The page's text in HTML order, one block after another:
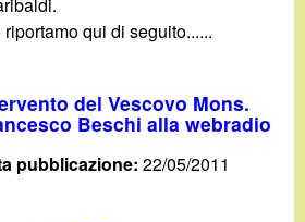
r
c
a
riportamo qui di seguito......
del Vescovo Mons.
Beschi alla webradio
pubblicazione:22/05/2011